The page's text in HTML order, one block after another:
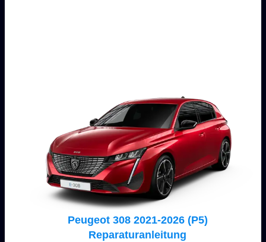
Peugeot 308 2021-2026 (P5)
Reparaturanleitung